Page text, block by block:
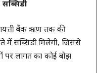
सब्सिडी
बैंक ऋण तक की
सब्सिडी मिलेगी, जिससे
पर लागत का कोई बोझ